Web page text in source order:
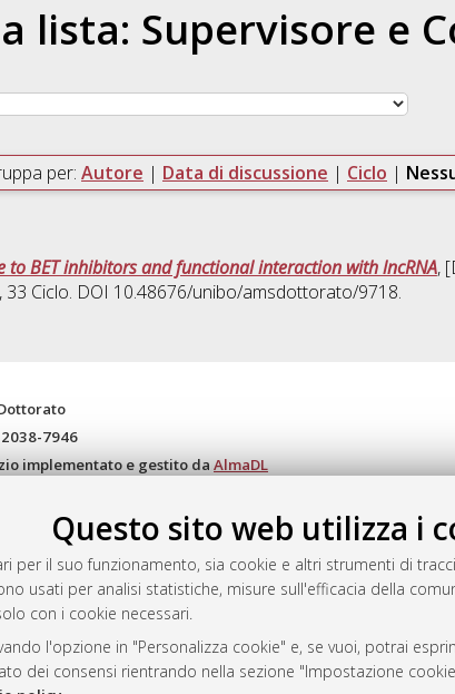
Questo sito web utilizza i
per il suo funzionamento, sia cookie e altri strumenti di
usati per analisi statistiche, misure sull'efficacia della
con i cookie necessari.
l'opzione in "Personalizza cookie" e, se vuoi, potrai
dei consensi rientrando nella sezione "Impostazione
lista: Supervisore e
per: Autore | Data di discussione | Ciclo |
to BET inhibitors and functional interaction with lncRNA,
, 33 Ciclo. DOI 10.48676/unibo/amsdottorato/9718.
2038-7946
implementato e gestito da AlmaDL
sulla privacy
d’uso del sito
di Bologna, 2007-2026.